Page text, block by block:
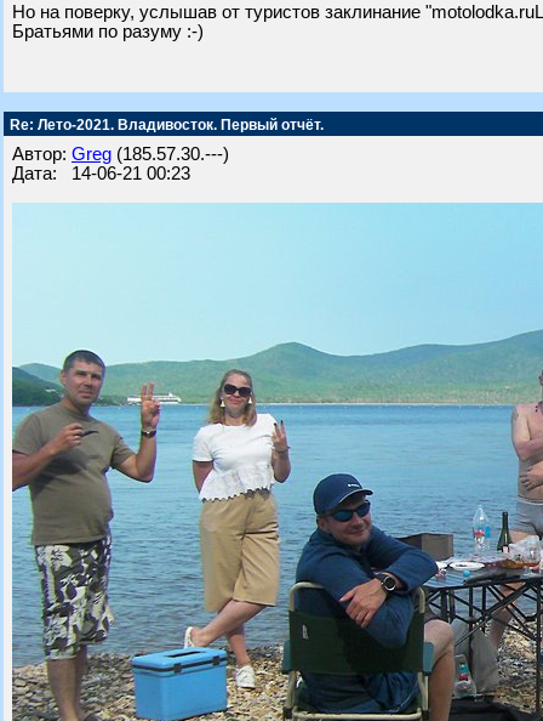
Но на поверку, услышав от туристов заклинание
Братьями по разуму :-)
Re: Лето-2021. Владивосток. Первый отчёт.
Автор: Greg (185.57.30.---)
Дата: 14-06-21 00:23